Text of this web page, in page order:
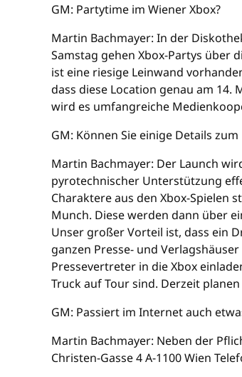
GM: Partytime im Wiener Xbox?
Martin Bachmayer: In der
Samstag gehen Xbox-Partys über
ist eine riesige Leinwand
dass diese Location genau am
wird es umfangreiche
GM: Können Sie einige Details
Martin Bachmayer: Der Launch
pyrotechnischer Unterstützung
Charaktere aus den Xbox-Spielen
Munch. Diese werden dann über
Unser großer Vorteil ist, dass ein
ganzen Presse- und
Pressevertreter in die Xbox
Truck auf Tour sind. Derzeit
GM: Passiert im Internet auch
Martin Bachmayer: Neben der
Christen-Gasse 4 A-1100 Wien